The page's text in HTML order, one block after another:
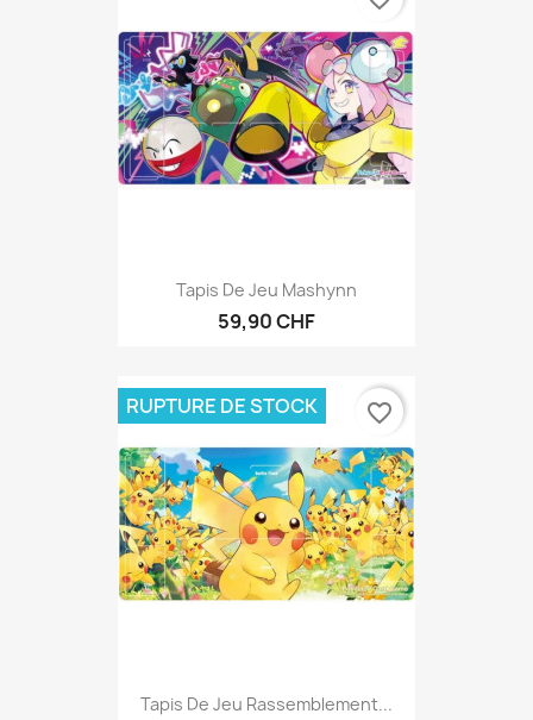
Tapis De Jeu Mashynn
59,90 CHF
Tapis De Jeu Rassemblement...
RUPTURE DE STOCK favorite_border